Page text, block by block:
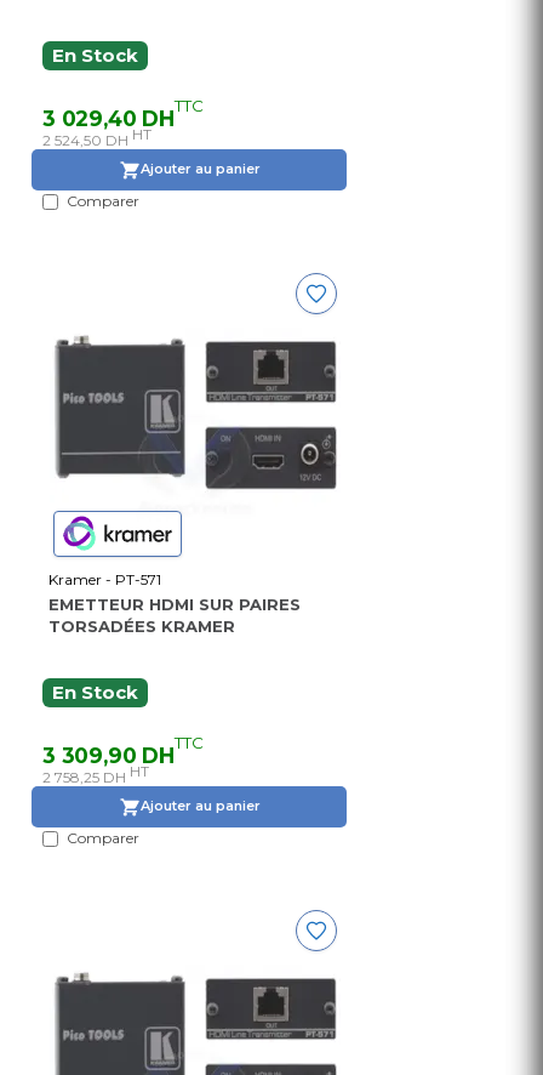
En Stock
3 029,40 DHTTC
2 524,50 DH HT
Ajouter au panier
Comparer
Kramer - PT-571
EMETTEUR HDMI SUR PAIRES
TORSADÉES KRAMER
En Stock
3 309,90 DHTTC
2 758,25 DH HT
Ajouter au panier
Comparer